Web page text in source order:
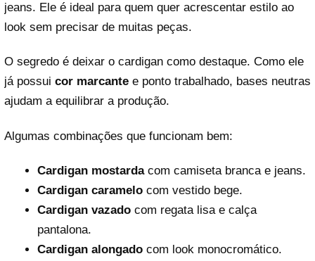
jeans. Ele é ideal para quem quer acrescentar estilo ao
look sem precisar de muitas peças.
O segredo é deixar o cardigan como destaque. Como ele
já possui cor marcante e ponto trabalhado, bases neutras
ajudam a equilibrar a produção.
Algumas combinações que funcionam bem:
Cardigan mostardacom camiseta branca e jeans.
Cardigan caramelocom vestido bege.
Cardigan vazadocom regata lisa e calça
pantalona.
Cardigan alongadocom look monocromático.